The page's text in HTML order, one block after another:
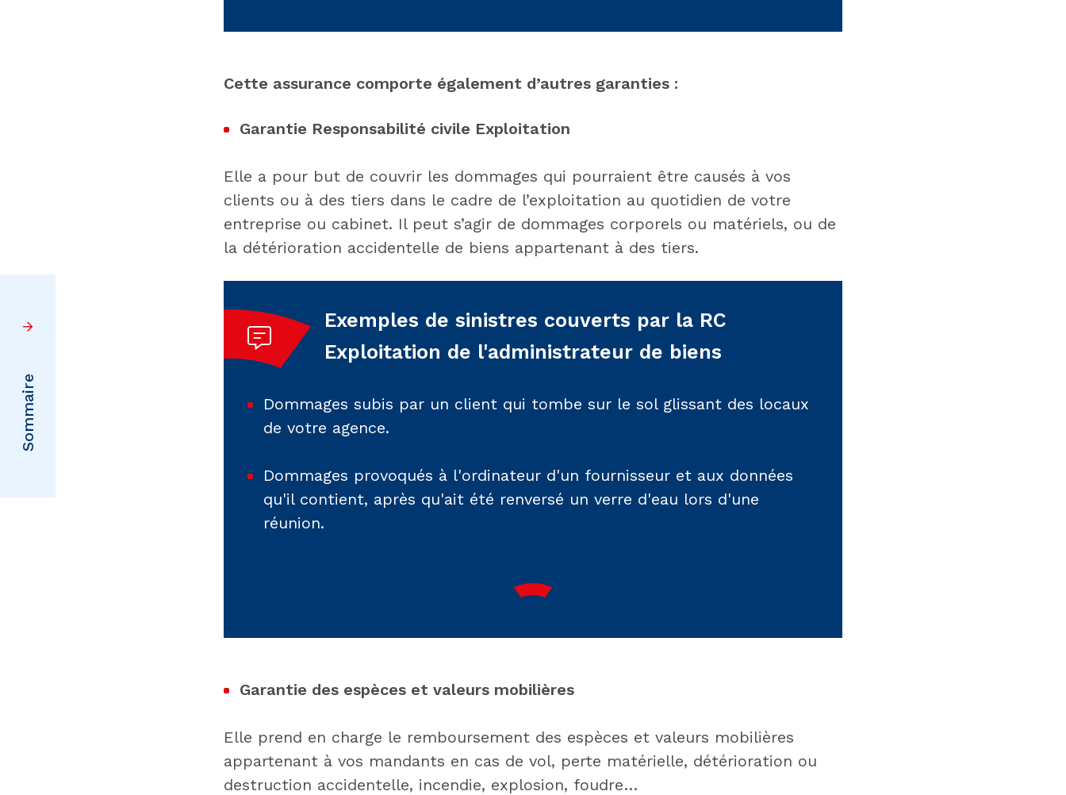
Sommaire
Cette assurance comporte également d’autres garanties :
Garantie Responsabilité civile Exploitation
Elle a pour but de couvrir les dommages qui pourraient être causés à vos
clients ou à des tiers dans le cadre de l’exploitation au quotidien de votre
entreprise ou cabinet. Il peut s’agir de dommages corporels ou matériels, ou de
la détérioration accidentelle de biens appartenant à des tiers.
Exemples de sinistres couverts par la RC
Exploitation de l'administrateur de biens
Dommages subis par un client qui tombe sur le sol glissant des locaux
de votre agence.
Dommages provoqués à l'ordinateur d'un fournisseur et aux données
qu'il contient, après qu'ait été renversé un verre d'eau lors d'une
réunion.
Garantie des espèces et valeurs mobilières
Elle prend en charge le remboursement des espèces et valeurs mobilières
appartenant à vos mandants en cas de vol, perte matérielle, détérioration ou
destruction accidentelle, incendie, explosion, foudre…